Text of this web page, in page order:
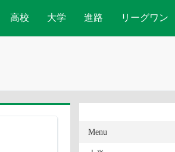
高校 大学 進路 リーグワン
Menu